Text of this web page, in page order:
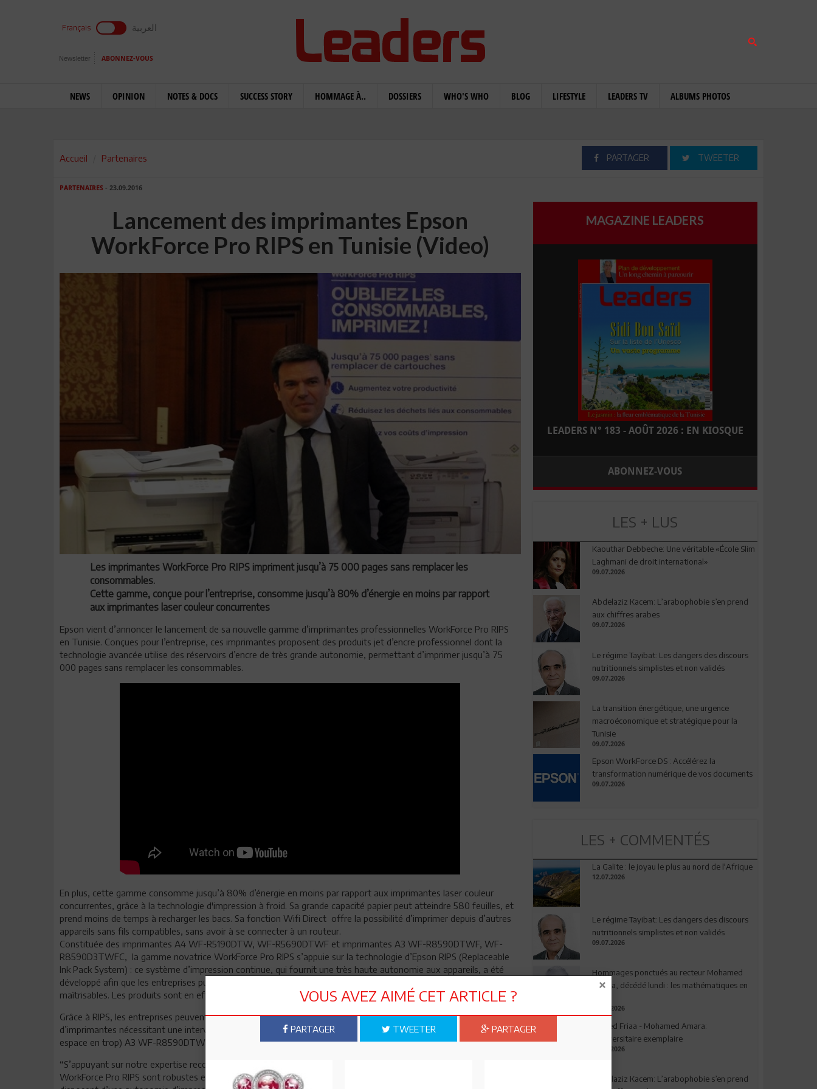
Français العربية
Newsletter ABONNEZ-VOUS
NEWS OPINION NOTES & DOCS SUCCESS STORY HOMMAGE À.. DOSSIERS WHO'S WHO BLOG LIFESTYLE LEADERS TV ALBUMS PHOTOS
Accueil Partenaires PARTAGER TWEETER
PARTENAIRES - 23.09.2016
Lancement des imprimantes Epson
WorkForce Pro RIPS en Tunisie (Video)
Les imprimantes WorkForce Pro RIPS impriment jusqu’à 75 000 pages sans remplacer les
consommables.
Cette gamme, conçue pour l’entreprise, consomme jusqu’à 80% d’énergie en moins par rapport
aux imprimantes laser couleur concurrentes
Epson vient d’annoncer le lancement de sa nouvelle gamme d’imprimantes professionnelles WorkForce Pro RIPS
en Tunisie. Conçues pour l’entreprise, ces imprimantes proposent des produits jet d’encre professionnel dont la
technologie avancée utilise des réservoirs d’encre de très grande autonomie, permettant d’imprimer jusqu’à 75
000 pages sans remplacer les consommables.
En plus, cette gamme consomme jusqu’à 80% d’énergie en moins par rapport aux imprimantes laser couleur
concurrentes, grâce à la technologie d'impression à froid. Sa grande capacité papier peut atteindre 580 feuilles, et
prend moins de temps à recharger les bacs. Sa fonction Wifi Direct offre la possibilité d’imprimer depuis d’autres
appareils sans fils compatibles, sans avoir à se connecter à un routeur.
Constituée des imprimantes A4 WF-R5190DTW, WF-R5690DTWF et imprimantes A3 WF-R8590DTWF, WF-
R8590D3TWFC, la gamme novatrice WorkForce Pro RIPS s’appuie sur la technologie d’Epson RIPS (Replaceable
Ink Pack System) : ce système d’impression continue, qui fournit une très haute autonomie aux appareils, a été
développé afin que les entreprises puissent se doter d’un parc d’imprimantes aux coûts d’impressions prévisibles et
maîtrisables. Les produits sont en effet disponibles en permanence et leur entretien est simplifié au maximum.
Grâce à RIPS, les entreprises peuvent désormais profiter de la très grande productivité d’un parc local
d’imprimantes nécessitant une intervention minimale. La nouvelle gamme intègre entre autre les modèles (enlever
espace en trop) A3 WF-R8590DTWF et WF-R8590D3TWFC.
“S’appuyant sur notre expertise reconnue dans le domaine de l’impression professionnelle, les imprimantes Epson
WorkForce Pro RIPS sont robustes et ont été primées pour leur fiabilité. Elles consomment moins d’énergie et
MAGAZINE LEADERS
LEADERS N° 183 - AOÛT 2026 : EN KIOSQUE
ABONNEZ-VOUS
LES + LUS
Kaouthar Debbeche: Une véritable «École Slim
Laghmani de droit international»
09.07.2026
Abdelaziz Kacem: L’arabophobie s’en prend
aux chiffres arabes
09.07.2026
Le régime Tayibat: Les dangers des discours
nutritionnels simplistes et non validés
09.07.2026
La transition énergétique, une urgence
macroéconomique et stratégique pour la
Tunisie
09.07.2026
Epson WorkForce DS : Accélérez la
transformation numérique de vos documents
09.07.2026
LES + COMMENTÉS
La Galite : le joyau le plus au nord de l'Afrique
12.07.2026
Le régime Tayibat: Les dangers des discours
nutritionnels simplistes et non validés
09.07.2026
Hommages ponctués au recteur Mohamed
Amara, décédé lundi : les mathématiques en
03.08.2026
Ahmed Friaa - Mohamed Amara:
l’Universitaire exemplaire
04.08.2026
Abdelaziz Kacem: L’arabophobie s’en prend
VOUS AVEZ AIMÉ CET ARTICLE ?
PARTAGER TWEETER PARTAGER